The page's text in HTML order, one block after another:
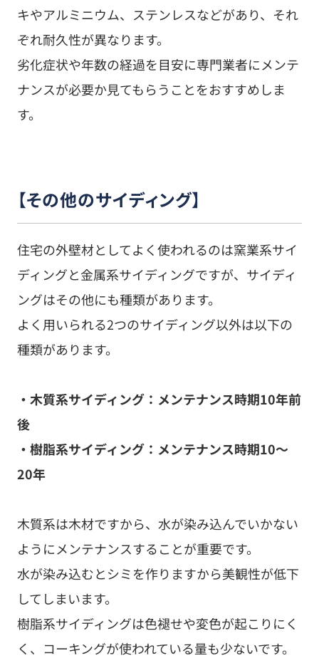
キやアルミニウム、ステンレスなどがあり、それ
ぞれ耐久性が異なります。
劣化症状や年数の経過を目安に専門業者にメンテ
ナンスが必要か見てもらうことをおすすめしま
す。
【その他のサイディング】
住宅の外壁材としてよく使われるのは窯業系サイ
ディングと金属系サイディングですが、サイディ
ングはその他にも種類があります。
よく用いられる2つのサイディング以外は以下の
種類があります。
・木質系サイディング：メンテナンス時期10年前
後
・樹脂系サイディング：メンテナンス時期10〜
20年
木質系は木材ですから、水が染み込んでいかない
ようにメンテナンスすることが重要です。
水が染み込むとシミを作りますから美観性が低下
してしまいます。
樹脂系サイディングは色褪せや変色が起こりにく
く、コーキングが使われている量も少ないです。